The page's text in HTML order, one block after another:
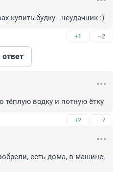
купить будку - неудачник :)
+1 –2
водку и потную ётку
+2 –7
есть дома, в машине,